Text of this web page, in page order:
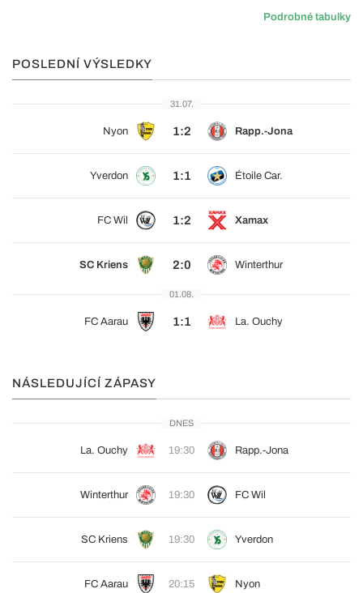
Podrobné tabulky
POSLEDNÍ VÝSLEDKY
31.07.
Nyon 1:2 Rapp.-Jona
Yverdon 1:1 Étoile Car.
FC Wil 1:2 Xamax
SC Kriens 2:0 Winterthur
01.08.
FC Aarau 1:1 La. Ouchy
NÁSLEDUJÍCÍ ZÁPASY
DNES
La. Ouchy 19:30 Rapp.-Jona
Winterthur 19:30 FC Wil
SC Kriens 19:30 Yverdon
FC Aarau 20:15 Nyon